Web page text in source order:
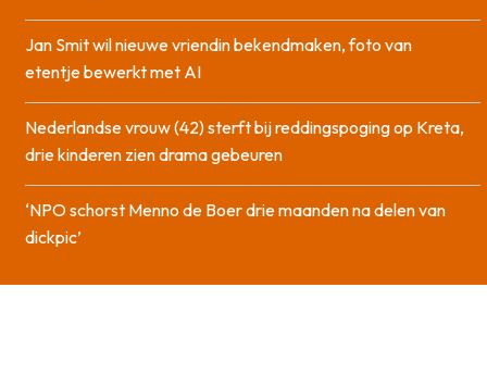
Jan Smit wil nieuwe vriendin bekendmaken, foto van
etentje bewerkt met AI
Nederlandse vrouw (42) sterft bij reddingspoging op Kreta,
drie kinderen zien drama gebeuren
‘NPO schorst Menno de Boer drie maanden na delen van
dickpic’